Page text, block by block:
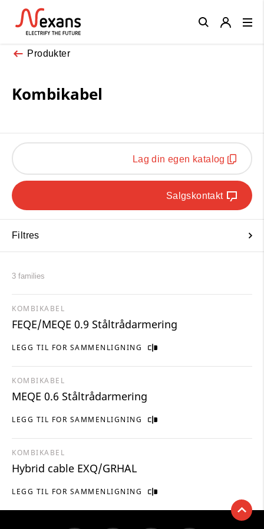
Produkter
Kombikabel
Lag din egen katalog
Salgskontakt
Filtres
3 families
LEGG TIL FOR SAMMENLIGNING
KOMBIKABEL
FEQE/MEQE 0.9 Ståltrådarmering
LEGG TIL FOR SAMMENLIGNING
KOMBIKABEL
MEQE 0.6 Ståltrådarmering
LEGG TIL FOR SAMMENLIGNING
KOMBIKABEL
Hybrid cable EXQ/GRHAL
Close